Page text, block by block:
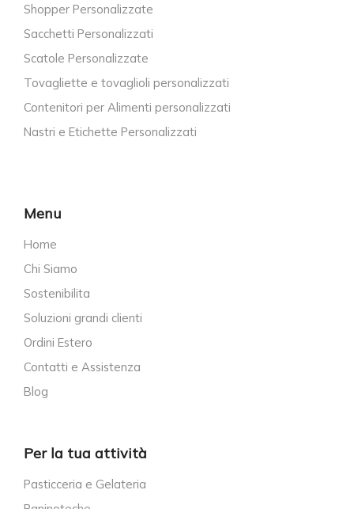
Shopper Personalizzate
Sacchetti Personalizzati
Scatole Personalizzate
Tovagliette e tovaglioli personalizzati
Contenitori per Alimenti personalizzati
Nastri e Etichette Personalizzati
Menu
Home
Chi Siamo
Sostenibilita
Soluzioni grandi clienti
Ordini Estero
Contatti e Assistenza
Blog
Per la tua attività
Pasticceria e Gelateria